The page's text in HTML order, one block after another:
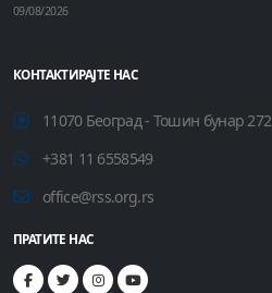
09/08/2026
КОНТАКТИРАЈТЕ НАС
11070 Београд - Тошин бунар 272
+381 11 6558549
office@rss.org.rs
ПРАТИТЕ НАС